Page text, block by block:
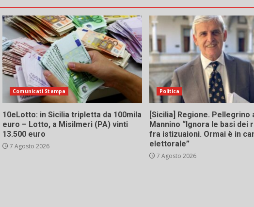
Comunicati Stampa
10eLotto: in Sicilia tripletta da 100mila
euro – Lotto, a Misilmeri (PA) vinti
13.500 euro
7 Agosto 2026
Politica
[Sicilia] Regione. Pellegrino
Mannino “Ignora le basi dei
fra istizuaioni. Ormai è in
elettorale”
7 Agosto 2026